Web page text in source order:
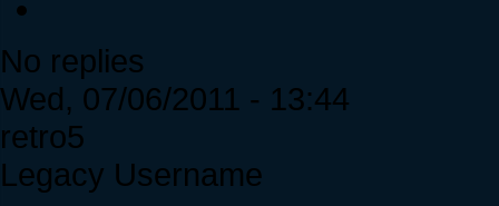
No replies
Wed, 07/06/2011 - 13:44
retro5
Legacy Username